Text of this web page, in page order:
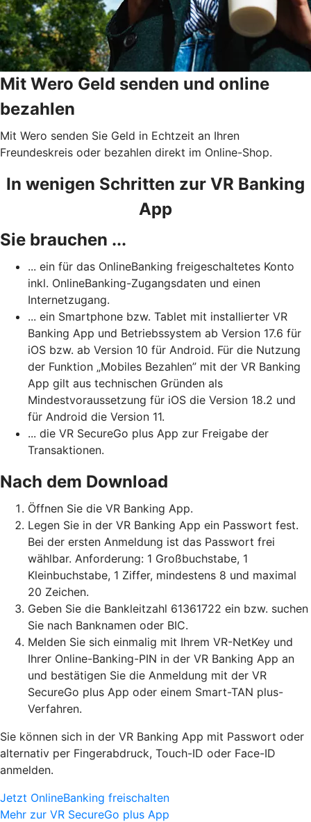
Mit Wero Geld senden und online
bezahlen
Mit Wero senden Sie Geld in Echtzeit an Ihren
Freundeskreis oder bezahlen direkt im Online-Shop.
In wenigen Schritten zur VR Banking
App
Sie brauchen ...
... ein für das OnlineBanking freigeschaltetes Konto
inkl. OnlineBanking-Zugangsdaten und einen
Internetzugang.
... ein Smartphone bzw. Tablet mit installierter VR
Banking App und Betriebssystem ab Version 17.6 für
iOS bzw. ab Version 10 für Android. Für die Nutzung
der Funktion „Mobiles Bezahlen” mit der VR Banking
App gilt aus technischen Gründen als
Mindestvoraussetzung für iOS die Version 18.2 und
für Android die Version 11.
... die VR SecureGo plus App zur Freigabe der
Transaktionen.
Nach dem Download
Öffnen Sie die VR Banking App.
Legen Sie in der VR Banking App ein Passwort fest.
Bei der ersten Anmeldung ist das Passwort frei
wählbar. Anforderung: 1 Großbuchstabe, 1
Kleinbuchstabe, 1 Ziffer, mindestens 8 und maximal
20 Zeichen.
Geben Sie die Bankleitzahl 61361722 ein bzw. suchen
Sie nach Banknamen oder BIC.
Melden Sie sich einmalig mit Ihrem VR-NetKey und
Ihrer Online-Banking-PIN in der VR Banking App an
und bestätigen Sie die Anmeldung mit der VR
SecureGo plus App oder einem Smart-TAN plus-
Verfahren.
Sie können sich in der VR Banking App mit Passwort oder
alternativ per Fingerabdruck, Touch-ID oder Face-ID
anmelden.
Jetzt OnlineBanking freischalten
Mehr zur VR SecureGo plus App